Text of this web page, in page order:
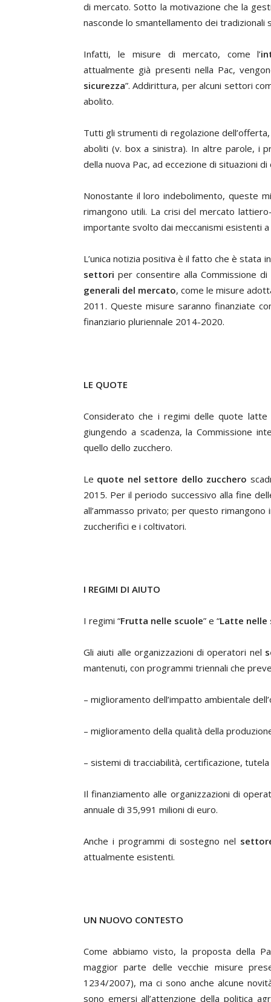
di mercato. Sotto la motivazione che la
nasconde lo smantellamento dei tradizionali
Infatti, le misure di mercato, come l’
attualmente già presenti nella Pac,
sicurezza”. Addirittura, per alcuni settori
abolito.
Tutti gli strumenti di regolazione
aboliti (v. box a sinistra). In altre parole, i
della nuova Pac, ad eccezione di situazioni di
Nonostante il loro indebolimento, queste
rimangono utili. La crisi del mercato
importante svolto dai meccanismi esistenti
L’unica notizia positiva è il fatto che è stata
settori per consentire alla Commissione
generali del mercato, come le misure
2011. Queste misure saranno finanziate
finanziario pluriennale 2014-2020.
LE QUOTE
Considerato che i regimi delle quote
giungendo a scadenza, la Commissione
quello dello zucchero.
Le quote nel settore dello zucchero
2015. Per il periodo successivo alla fine
all’ammasso privato; per questo
zuccherifici e i coltivatori.
I REGIMI DI AIUTO
I regimi “Frutta nelle scuole” e “Latte nelle
Gli aiuti alle organizzazioni di operatori nel
mantenuti, con programmi triennali che
– miglioramento dell’impatto ambientale
– miglioramento della qualità della
– sistemi di tracciabilità, certificazione,
Il finanziamento alle organizzazioni di
annuale di 35,991 milioni di euro.
Anche i programmi di sostegno nel
attualmente esistenti.
UN NUOVO CONTESTO
Come abbiamo visto, la proposta della
maggior parte delle vecchie misure
1234/2007), ma ci sono anche alcune
sono emersi all’attenzione della politica